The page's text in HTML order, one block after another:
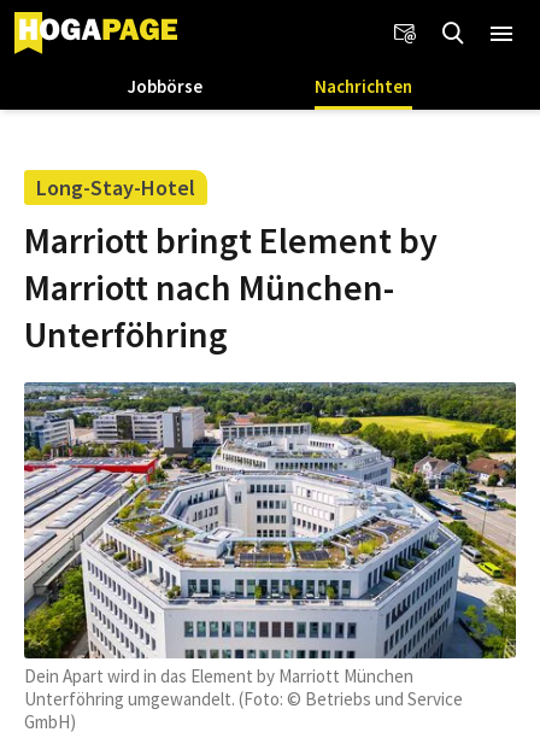
Jobbörse Nachrichten
Long-Stay-Hotel
Marriott bringt Element by
Marriott nach München-
Unterföhring
Dein Apart wird in das Element by Marriott München
Unterföhring umgewandelt. (Foto: © Betriebs und Service
GmbH)